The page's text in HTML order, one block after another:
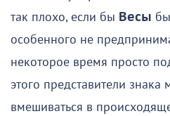
так плохо, если бы Весы
особенного не
некоторое время просто
этого представители знака
вмешиваться в